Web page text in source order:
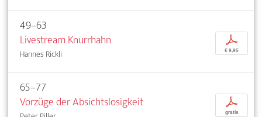
49–63
Livestream Knurrhahn
Hannes Rickli
p
€ 9,95
65–77
Vorzüge der Absichtslosigkeit
p
gratis